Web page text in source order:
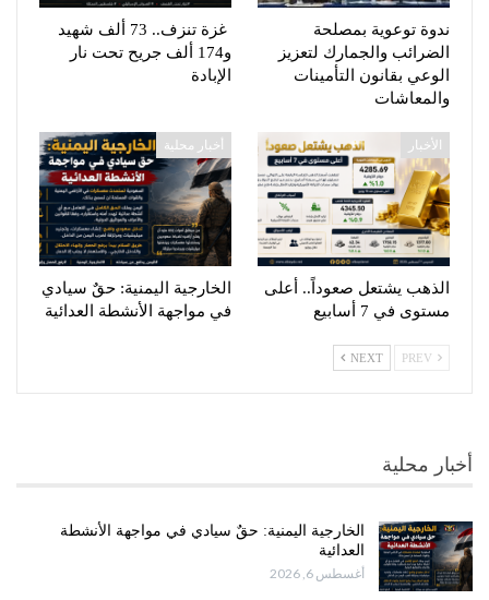
ندوة توعوية بمصلحة
الضرائب والجمارك لتعزيز
الوعي بقانون التأمينات
والمعاشات
غزة تنزف.. 73 ألف شهيد
و174 ألف جريح تحت نار
الإبادة
الأخبار
الذهب يشتعل صعوداً.. أعلى
مستوى في 7 أسابيع
أخبار محلية
الخارجية اليمنية: حقٌ سيادي
في مواجهة الأنشطة العدائية
NEXT
أخبار محلية
الخارجية اليمنية: حقٌ سيادي في مواجهة الأنشطة
العدائية
أغسطس 6, 2026